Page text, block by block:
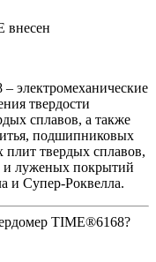
внесен
электромеханические
твердости
сплавов, а также
подшипниковых
твердых сплавов,
луженых покрытий
и Супер-Роквелла.
TIME®6168?